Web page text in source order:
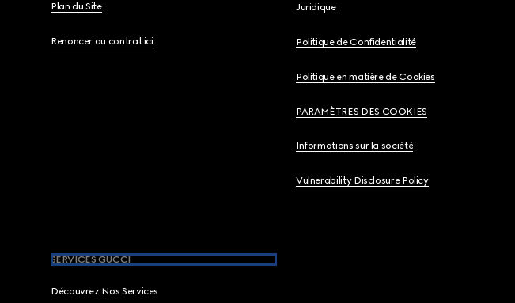
Plan du Site
Renoncer au contrat ici
Juridique
Politique de Confidentialité
Politique en matière de Cookies
PARAMÈTRES DES COOKIES
Informations sur la société
Vulnerability Disclosure Policy
SERVICES GUCCI
Découvrez Nos Services